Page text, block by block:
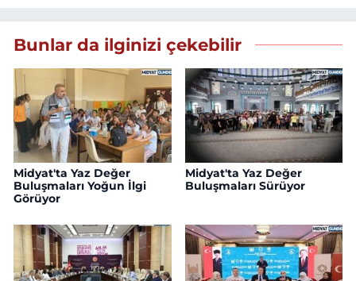
Bunlar da ilginizi çekebilir
Midyat'ta Yaz Değer
Buluşmaları Yoğun İlgi
Görüyor
Midyat'ta Yaz Değer
Buluşmaları Sürüyor